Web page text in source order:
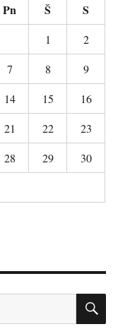
Pn Š S
1
2
7 8
9
14 15
16
21 22
23
28 29
30